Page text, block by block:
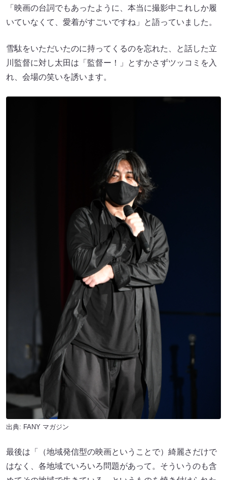
「映画の台詞でもあったように、本当に撮影中これしか履
いていなくて、愛着がすごいですね」と語っていました。
雪駄をいただいたのに持ってくるのを忘れた、と話した立
川監督に対し太田は「監督ー！」とすかさずツッコミを入
れ、会場の笑いを誘います。
出典: FANY マガジン
最後は「（地域発信型の映画ということで）綺麗さだけで
はなく、各地域でいろいろ問題があって。そういうのも含